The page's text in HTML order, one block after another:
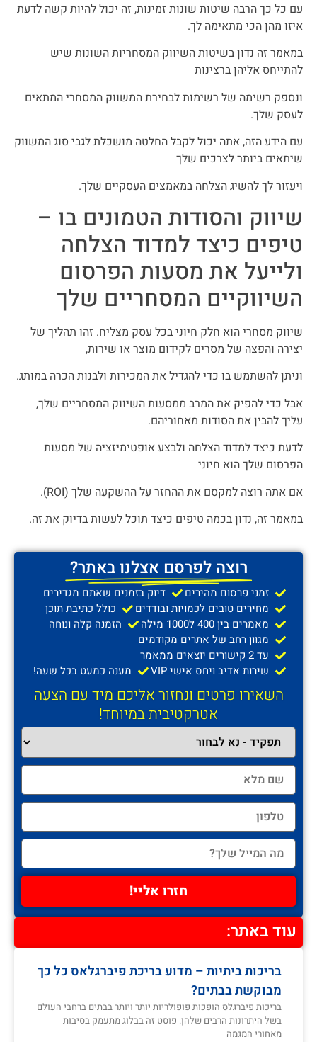
עם כל כך הרבה שיטות שונות זמינות, זה יכול להיות קשה לדעת
איזו מהן הכי מתאימה לך.
במאמר זה נדון בשיטות השיווק המסחריות השונות שיש
להתייחס אליהן ברצינות
ונספק רשימה של רשימות לבחירת המשווק המסחרי המתאים
לעסק שלך.
עם הידע הזה, אתה יכול לקבל החלטה מושכלת לגבי סוג המשווק
שיתאים ביותר לצרכים שלך
ויעזור לך להשיג הצלחה במאמצים העסקיים שלך.
שיווק והסודות הטמונים בו –
טיפים כיצד למדוד הצלחה
ולייעל את מסעות הפרסום
השיווקיים המסחריים שלך
שיווק מסחרי הוא חלק חיוני בכל עסק מצליח. זהו תהליך של
יצירה והפצה של מסרים לקידום מוצר או שירות,
וניתן להשתמש בו כדי להגדיל את המכירות ולבנות הכרה במותג.
אבל כדי להפיק את המרב ממסעות השיווק המסחריים שלך,
עליך להבין את הסודות מאחוריהם.
לדעת כיצד למדוד הצלחה ולבצע אופטימיזציה של מסעות
הפרסום שלך הוא חיוני
אם אתה רוצה למקסם את ההחזר על ההשקעה שלך (ROI).
במאמר זה, נדון בכמה טיפים כיצד תוכל לעשות בדיוק את זה.
רוצה לפרסם אצלנו באתר?
זמני פרסום מהירים
דיוק בזמנים שאתם מגדירים
מחירים טובים לכמויות ובודדים
כולל כתיבת תוכן
מאמרים בין 400 ל1000 מילה
הזמנה קלה ונוחה
מגוון רחב של אתרים מקודמים
עד 2 קישורים יוצאים ממאמר
שירות אדיב ויחס אישי VIP
מענה כמעט בכל שעה!
השאירו פרטים ונחזור אליכם מיד עם הצעה
אטרקטיבית במיוחד!
חזרו אליי!
עוד באתר:
בריכות ביתיות – מדוע בריכת פיברגלאס כל כך
מבוקשת בבתים?
בריכות פיברגלס הופכות פופולריות יותר ויותר בבתים ברחבי העולם
בשל היתרונות הרבים שלהן. פוסט זה בבלוג מתעמק בסיבות
מאחורי המגמה